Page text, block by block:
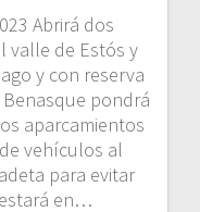
Abrirá dos
valle de Estós y
y con reserva
pondrá
aparcamientos
vehículos al
para evitar
en…